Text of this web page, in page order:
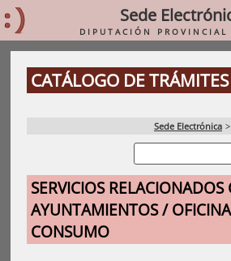
Sede
DIPUTACIÓN PROVINCIAL
CATÁLOGO DE TRÁMITES
Sede Electrónica >
SERVICIOS RELACIONADOS
AYUNTAMIENTOS /
CONSUMO